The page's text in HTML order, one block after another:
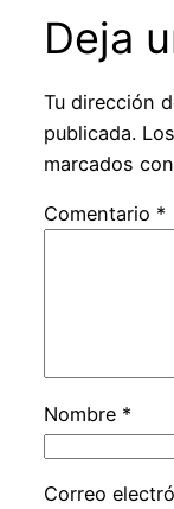
Deja
Tu dirección
publicada.
marcados con
Comentario *
Nombre *
Correo